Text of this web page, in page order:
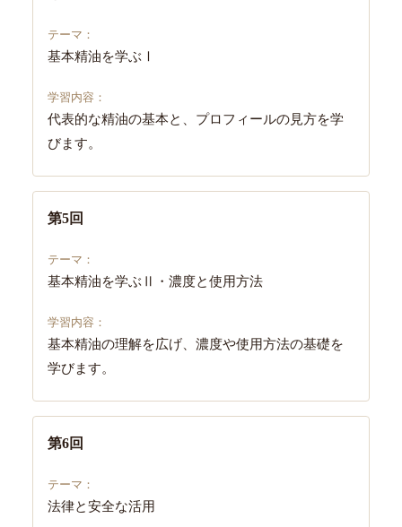
基本精油を学ぶⅠ
代表的な精油の基本と、プロフィールの見方を学
びます。
第5回
基本精油を学ぶⅡ・濃度と使用方法
基本精油の理解を広げ、濃度や使用方法の基礎を
学びます。
第6回
法律と安全な活用